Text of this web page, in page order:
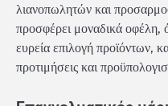
λιανοπωλητών και
προσφέρει μοναδικά
ευρεία επιλογή προϊόντων,
προτιμήσεις και